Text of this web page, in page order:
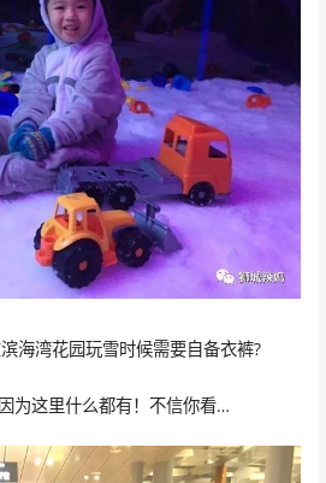
海湾花园玩雪时候需要自备衣裤?
为这里什么都有！不信你看…